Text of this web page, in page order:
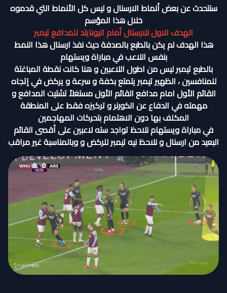
سنتحدث عن بعض أنماط الارسنال و ليس كل الأنماط التي قدموه
خلال هذا المؤسم
الهدف الاول للارسنال أمام اليونايتد للمدافع تيمبر
هذا الهدف لم يكن بالطبع بالصدفة حيث نفذ ارسنال هذا النمط
بنفس اللاعب في مباراة ويستهام
بالطبع تيمبر ليس من اطول اللاعبين و هنا كانت نقطة المباغتة
للمنافسين ، الظهير تيمبر يتمتع بخفة و سرعة و يركض في إتجاه
القائم الأول امام مدافع القائم الأول مستغلاً تشتيت المدافع و
مهمته في الدفاع عن الكورنر و تركيزه فقط على المنطقة
المكلف بها دون الاهتمام بتحركات المهاجمين
في مباراة ويستهام نلاحظ تواجد سته لاعبين على أقصى القائم
البعيد من ارسنال و نلاحظ نيه تيمبر للركض و وبالمناسبة غير مراقب